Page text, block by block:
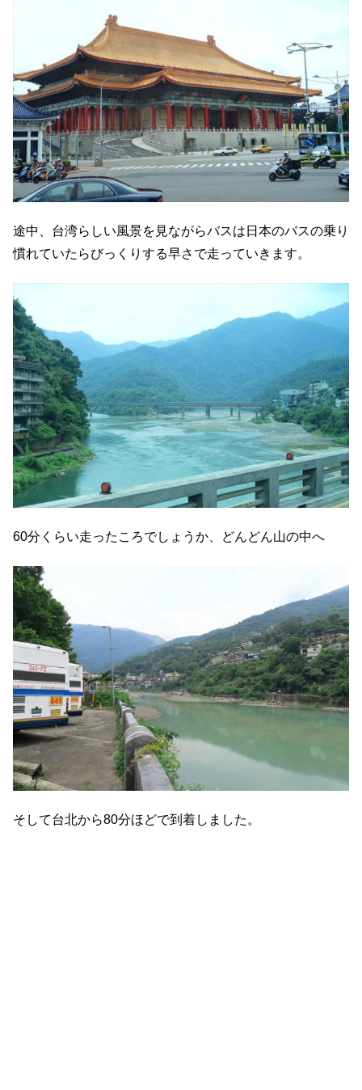
途中、台湾らしい風景を見ながらバスは日本のバスの乗り
慣れていたらびっくりする早さで走っていきます。
60分くらい走ったころでしょうか、どんどん山の中へ
そして台北から80分ほどで到着しました。